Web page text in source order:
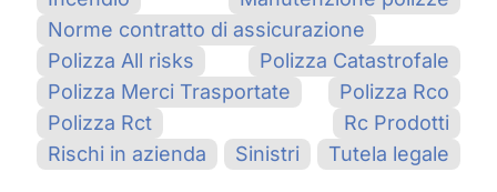
Norme contratto di assicurazione
Polizza All risks
Polizza Catastrofale
Polizza Merci Trasportate
Polizza Rco
Polizza Rct
Rc Prodotti
Rischi in azienda
Sinistri Tutela legale